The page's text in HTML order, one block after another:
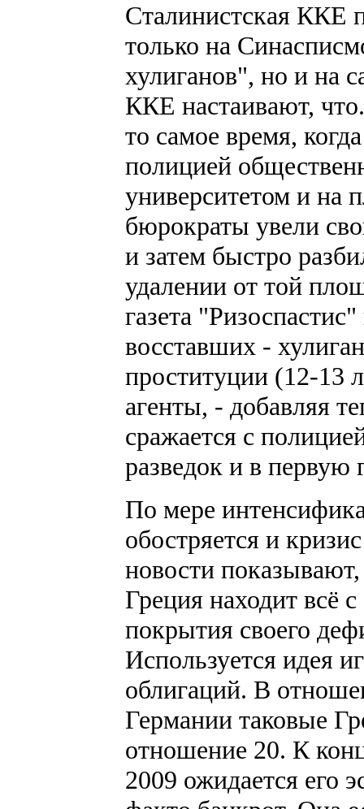
Сталинистская ККЕ
только на
хулиганов", но и на
ККЕ настаивают,
то самое время,
полицией
университетом и на
бюрократы увели
и затем быстро
удалении от той
газета
восставших -
проституции (12-13
агенты, - добавляя
сражается с
разведок и в
По мере
обостряется и
новости
Греция находит всё
покрытия своего
Используется идея
облигаций. В
Германии таковые
отношение 20. К
2009 ожидается его